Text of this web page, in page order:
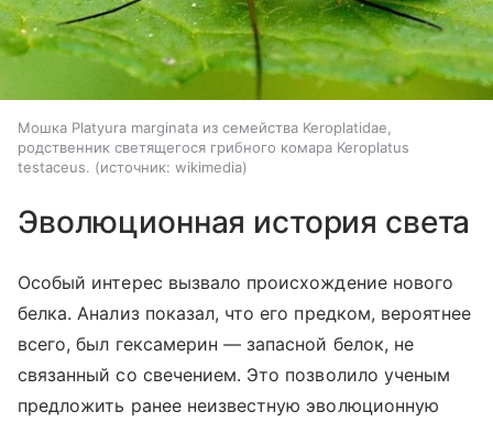
Мошка Platyura marginata из семейства Keroplatidae,
родственник светящегося грибного комара Keroplatus
testaceus.
источник: wikimedia
Эволюционная история света
Особый интерес вызвало происхождение нового
белка. Анализ показал, что его предком, вероятнее
всего, был гексамерин — запасной белок, не
связанный со свечением. Это позволило ученым
предложить ранее неизвестную эволюционную